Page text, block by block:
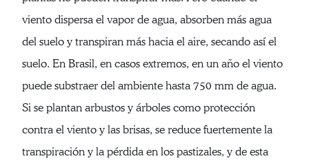
viento dispersa el vapor de agua, absorben más agua
del suelo y transpiran más hacia el aire, secando así el
suelo. En Brasil, en casos extremos, en un año el viento
puede substraer del ambiente hasta 750 mm de agua.
Si se plantan arbustos y árboles como protección
contra el viento y las brisas, se reduce fuertemente la
transpiración y la pérdida en los pastizales, y de esta